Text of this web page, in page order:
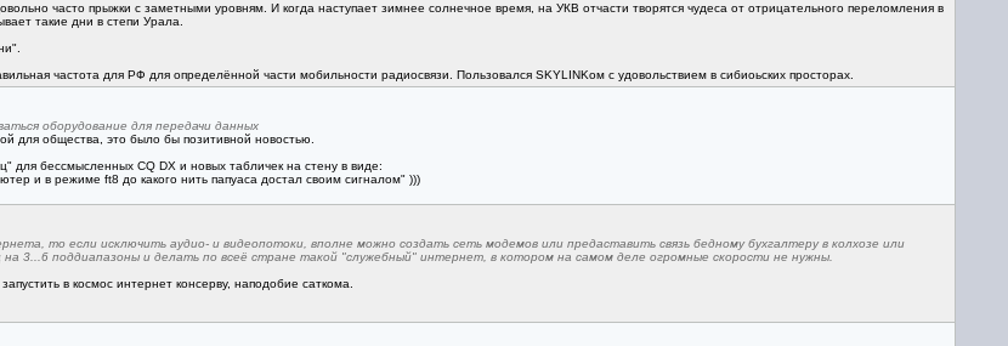
часто прыжки с заметными уровням. И когда наступает зимнее солнечное время, на УКВ отчасти творятся чудеса от отрицательного переломления в
такие дни в степи Урала.
частота для РФ для определённой части мобильности радиосвязи. Пользовался SKYLINKом с удовольствием в сибиоьских просторах.
оборудование для передачи данных
для общества, это было бы позитивной новостью.
для бессмысленных CQ DX и новых табличек на стену в виде:
и в режиме ft8 до какого нить папуаса достал своим сигналом" )))
то если исключить аудио- и видеопотоки, вполне можно создать сеть модемов или предаставить связь бедному бухгалтеру в колхозе или
3...6 поддиапазоны и делать по всеё стране такой "служебный" интернет, в котором на самом деле огромные скорости не нужны.
в космос интернет консерву, наподобие саткома.